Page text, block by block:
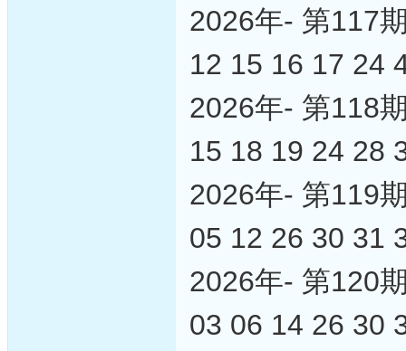
2026年- 第117
12 15 16 17 24
2026年- 第118
15 18 19 24 28
2026年- 第119
05 12 26 30 31
2026年- 第120
03 06 14 26 30